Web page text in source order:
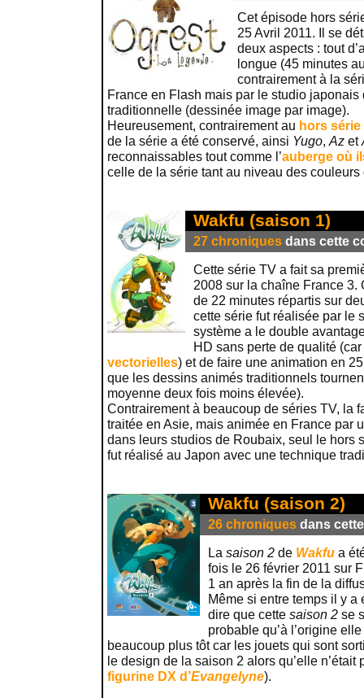
Cet épisode hors
25 Avril 2011. Il se
deux aspects : tout
longue (45 minutes
contrairement à la
France en Flash mais par le studio japonais
traditionnelle (dessinée image par image).
Heureusement, contrairement au hors
de la série a été conservé, ainsi Yugo, Az et
reconnaissables tout comme l’auberge où
celle de la série tant au niveau des couleurs
Wakfu (saison 1)
27 chroniques dans cette
Cette série TV a fait sa
2008 sur la chaîne France
de 22 minutes répartis sur
cette série fut réalisée par le
système a le double
HD sans perte de qualité
vectorielles) et de faire une animation en
que les dessins animés traditionnels
moyenne deux fois moins élevée).
Contrairement à beaucoup de séries TV, la
traitée en Asie, mais animée en France par
dans leurs studios de Roubaix, seul le hors
fut réalisé au Japon avec une technique
Wakfu (saison 2)
26 chroniques dans
La saison 2 de Wakfu a
fois le 26 février 2011 sur
1 an après la fin de la
Même si entre temps il y
dire que cette saison 2 se
probable qu’à l’origine
beaucoup plus tôt car les jouets qui sont
le design de la saison 2 alors qu’elle
figurine DX d’Evangelyne).